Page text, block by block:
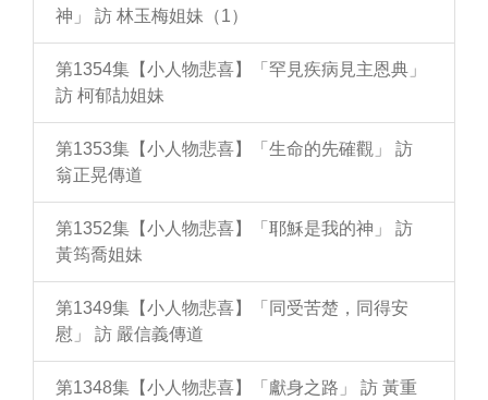
神」 訪 林玉梅姐妹（1）
第1354集【小人物悲喜】「罕見疾病見主恩典」
訪 柯郁劼姐妹
第1353集【小人物悲喜】「生命的先確觀」 訪
翁正晃傳道
第1352集【小人物悲喜】「耶穌是我的神」 訪
黃筠喬姐妹
第1349集【小人物悲喜】「同受苦楚，同得安
慰」 訪 嚴信義傳道
第1348集【小人物悲喜】「獻身之路」 訪 黃重